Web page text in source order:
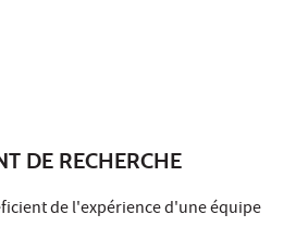
DE RECHERCHE
de l'expérience d'une équipe